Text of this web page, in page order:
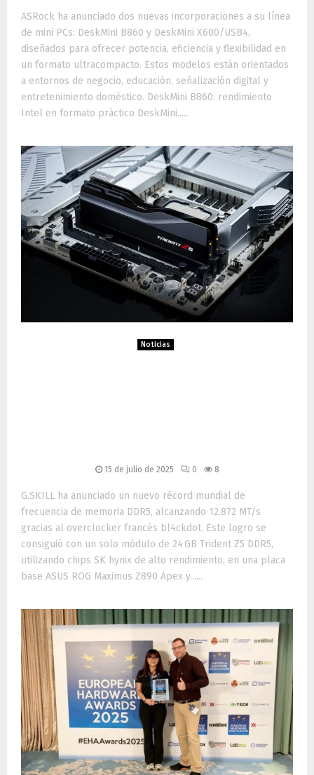
ASRock ha anunciado dos nuevas incorporaciones a su línea
de mini PCs: DeskMini B860 y DeskMini X600/USB4,
diseñados para ofrecer potencia, eficiencia y flexibilidad en
un formato ultracompacto. Estos modelos están orientados
a entornos de negocio, educación, señalización digital y
entretenimiento doméstico. DeskMini B860: rendimiento
Intel en formato práctico DeskMini......
Noticias
15 de julio de 2025 0 8
G.SKILL ha anunciado un nuevo récord mundial de
frecuencia de memoria DDR5, alcanzando 12.872 MT/s
gracias al overclocker francés bl4ckdot. Este logro se
consiguió con un solo módulo de 24 GB Trident Z5 DDR5,
utilizando chips SK hynix de alto rendimiento, en una placa
base ASUS ROG Maximus Z890 Apex y......